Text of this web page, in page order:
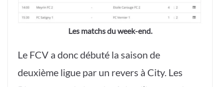
Les matchs du week-end.
Le FCV a donc débuté la saison de
deuxième ligue par un revers à City. Les